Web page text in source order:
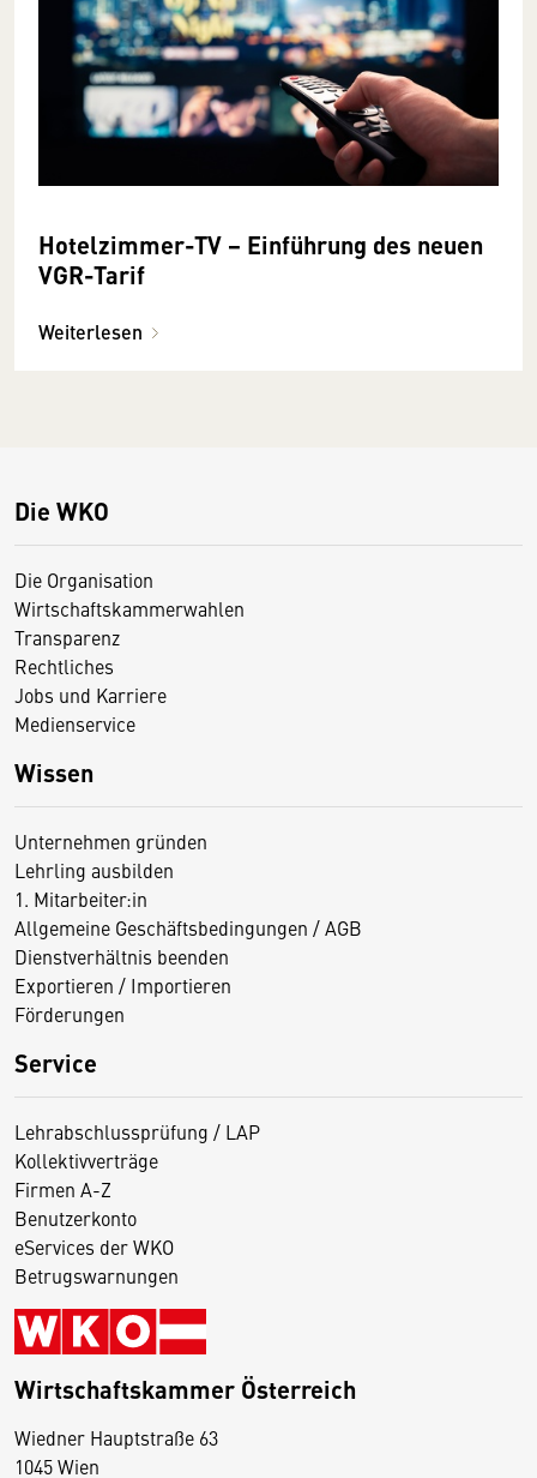
Hotelzimmer-TV − Einführung des neuen
VGR-Tarif
Weiterlesen
Die WKO
Die Organisation
Wirtschaftskammerwahlen
Transparenz
Rechtliches
Jobs und Karriere
Medienservice
Wissen
Unternehmen gründen
Lehrling ausbilden
1. Mitarbeiter:in
Allgemeine Geschäftsbedingungen / AGB
Dienstverhältnis beenden
Exportieren / Importieren
Förderungen
Service
Lehrabschlussprüfung / LAP
Kollektivverträge
Firmen A-Z
Benutzerkonto
eServices der WKO
Betrugswarnungen
Wirtschaftskammer Österreich
Wiedner Hauptstraße 63
1045 Wien
D